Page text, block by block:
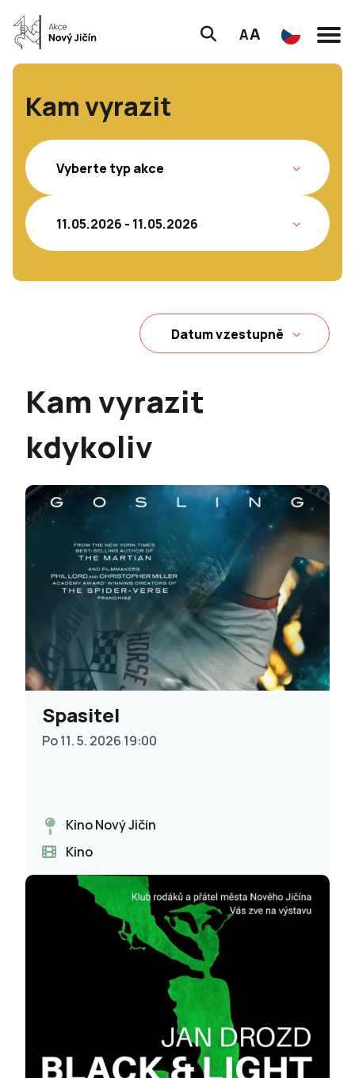
AA
Kam vyrazit
Kam vyrazit
kdykoliv
Spasitel
Po 11. 5. 2026 19:00
Kino Nový Jičín
Kino